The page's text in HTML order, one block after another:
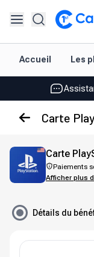
Accueil Les
Les
Noté
Les
Noté 4,45
Carte
Carte
Paiements
Afficher plus
Détails du